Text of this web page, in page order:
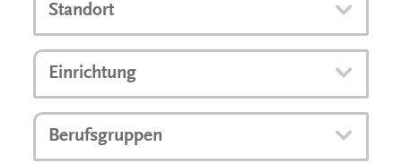
Standort
Einrichtung
Berufsgruppen